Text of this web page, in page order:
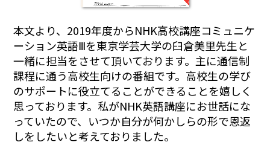
本文より、 2019年度からNHK高校講座コミュニケ
ーション英語Ⅲを東京学芸大学の臼倉美里先生と
一緒に担当をさせて頂いております。主に通信制
課程に通う高校生向けの番組です。高校生の学び
のサポートに役立てることができることを嬉しく
思っております。私がNHK英語講座にお世話にな
っていたので、いつか自分が何かしらの形で恩返
しをしたいと考えておりました。